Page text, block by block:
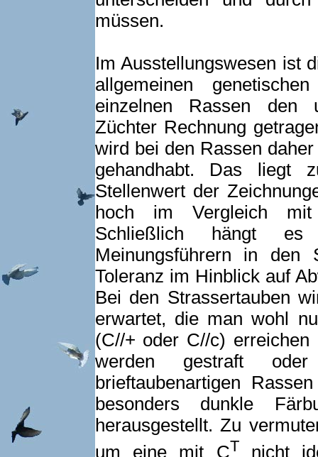
müssen.
Im Ausstellungswesen ist
allgemeinen
einzelnen Rassen den
Züchter Rechnung
wird bei den Rassen
gehandhabt. Das liegt
Stellenwert der
hoch im Vergleich mit
Schließlich hängt
Meinungsführern in den
Toleranz im Hinblick auf
Bei den Strassertauben
erwartet, die man wohl
(C//+ oder C//c) erreichen
werden gestraft
brieftaubenartigen
besonders dunkle
herausgestellt. Zu
um eine mit CT nicht